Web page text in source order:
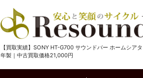
【買取実績】SONY HT-G700 サウンドバー ホームシア
年製｜中古買取価格21,000円